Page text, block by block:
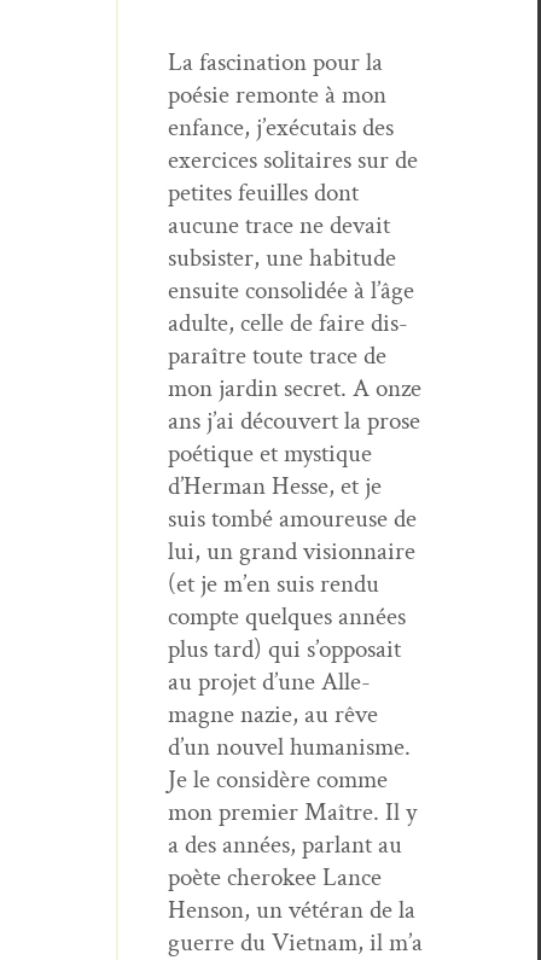
La fas­ci­na­tion pour la
poésie remonte à mon
enfance, j’exé­cu­tais des
exer­ci­ces soli­taires sur de
petites feuilles dont
aucune trace ne devait
sub­sis­ter, une habi­tude
ensuite con­solidée à l’âge
adulte, celle de faire dis­
paraître toute trace de
mon jardin secret. A onze
ans j’ai décou­vert la prose
poé­tique et mys­tique
d’Her­man Hesse, et je
suis tombé amoureuse de
lui, un grand vision­naire
(et je m’en suis ren­du
compte quelques années
plus tard) qui s’op­po­sait
au pro­jet d’une Alle­
magne nazie, au rêve
d’un nou­v­el human­isme.
Je le con­sid­ère comme
mon pre­mier Maître. Il y
a des années, par­lant au
poète chero­kee Lance
Hen­son, un vétéran de la
guerre du Viet­nam, il m’a